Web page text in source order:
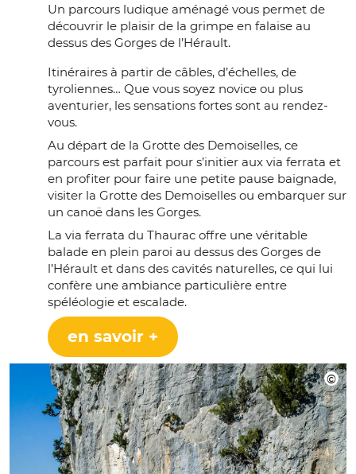
Un parcours ludique aménagé vous permet de
découvrir le plaisir de la grimpe en falaise au
dessus des Gorges de l’Hérault.
Itinéraires à partir de câbles, d’échelles, de
tyroliennes… Que vous soyez novice ou plus
aventurier, les sensations fortes sont au rendez-
vous.
Au départ de la Grotte des Demoiselles, ce
parcours est parfait pour s’initier aux via ferrata et
en profiter pour faire une petite pause baignade,
visiter la Grotte des Demoiselles ou embarquer sur
un canoë dans les Gorges.
La via ferrata du Thaurac offre une véritable
balade en plein paroi au dessus des Gorges de
l’Hérault et dans des cavités naturelles, ce qui lui
confère une ambiance particulière entre
spéléologie et escalade.
en savoir +